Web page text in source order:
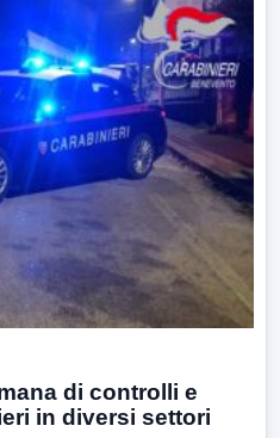
di controlli e
in diversi settori